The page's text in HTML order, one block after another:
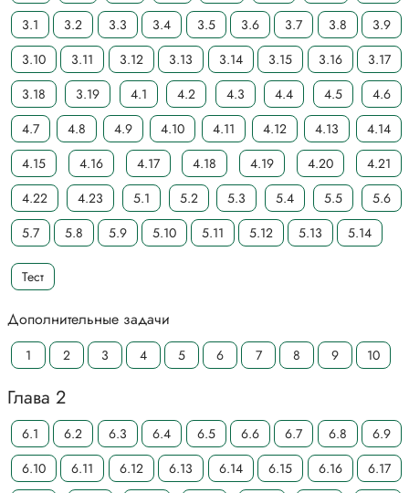
3.1
3.2 3.3 3.4 3.5 3.6 3.7 3.8
3.9
3.10
3.11 3.12 3.13 3.14 3.15 3.16
3.17
3.18
3.19 4.1 4.2 4.3 4.4 4.5
4.6
4.7
4.8 4.9 4.10 4.11 4.12 4.13
4.14
4.15
4.16 4.17 4.18 4.19 4.20
4.21
4.22
4.23 5.1 5.2 5.3 5.4 5.5
5.6
5.7
5.8 5.9 5.10 5.11 5.12 5.13 5.14
Тест
Дополнительные задачи
1 2 3 4 5 6 7 8 9 10
Глава 2
6.1 6.2 6.3 6.4 6.5 6.6 6.7 6.8
6.9
6.10
6.11 6.12 6.13 6.14 6.15 6.16
6.17